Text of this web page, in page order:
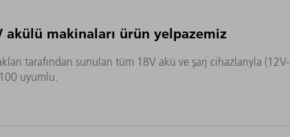
akülü makinaları ürün yelpazemiz
tarafından sunulan tüm 18V akü ve şarj cihazlarıyla (12V-
uyumlu.